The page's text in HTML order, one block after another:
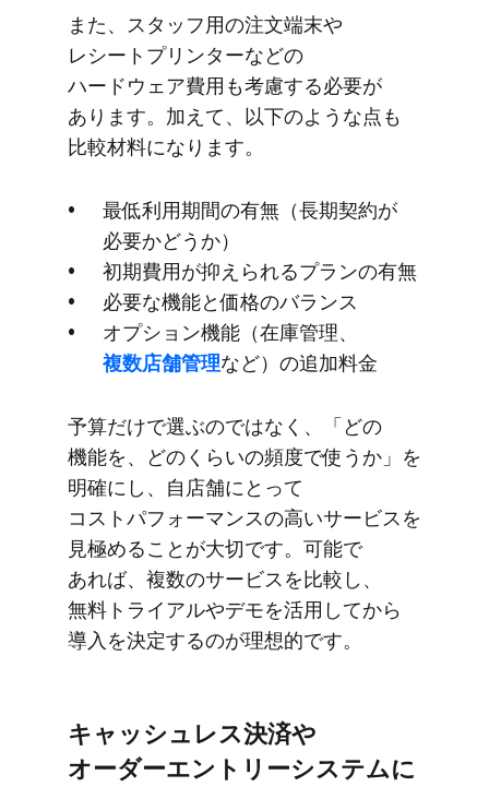
また、​スタッフ用の​注文端末や​
レシートプリンターなどの​
ハードウェア費用も​考慮する​必要が​
あります。​加えて、​以下のような​点も​
比較材料に​なります。
最低利用期間の​有無​（長期契約が​
必要か​どうか）
初期費用が​抑えられる​プランの​有無
必要な​機能と​価格の​バランス
オプション機能​（在庫管理、
複数店舗管理など）の​追加料金
予算だけで​選ぶのではなく、​「どの​
機能を、どの​くらいの​頻度で​使うか」を​
明確にし、​自店舗に​とって​
コストパフォーマンスの​高い​サービスを​
見極める​ことが​大切です。​可能で​
あれば、​複数の​サービスを​比較し、​
無料トライアルや​デモを​活用してから​
導入を​決定するのが​理想的です。
キャッシュレス決済や​
オーダーエントリーシステムに​